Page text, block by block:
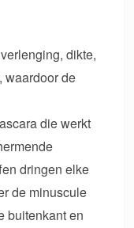
dikte,
waardoor de
die werkt
dringen elke
de minuscule
buitenkant en